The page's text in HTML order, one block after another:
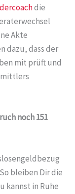
die
Akte
dazu, dass der
mit prüft und
noch 151
bleiben Dir die
kannst in Ruhe